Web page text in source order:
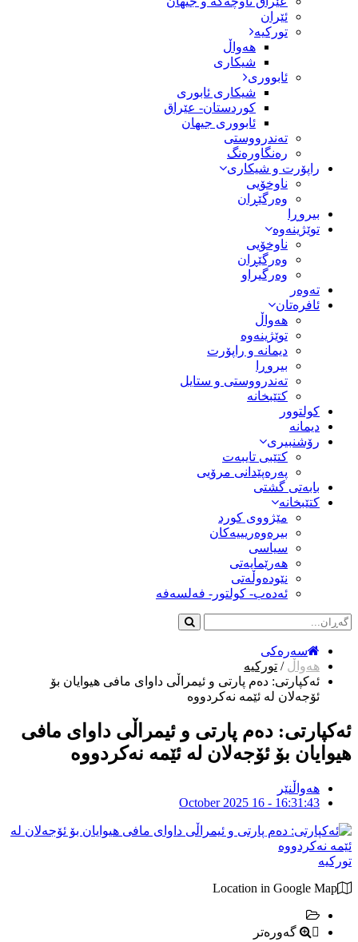
ئێران
تورکیە
هەواڵ
شیکاری
ئابووری
شیکاری ئابوری
کوردستان- عێراق
ئابووری جیهان
تەندرووستی
رەنگاورەنگ
راپۆرت و شیکاری
ناوخۆیی
وەرگێڕان
بیروڕا
توێژینەوە
ناوخۆیی
وەرگێڕان
وەرگیراو
تەوەر
ئافرەتان
هەواڵ
توێژینەوە
دیمانە و راپۆرت
بیروڕا
تەندرووستی و ستایل
کتێبخانە
کولتوور
دیمانە
رۆشنبیری
کتێبی تایبەت
پەرەپێدانی مرۆیی
بابەتی گشتی
کتێبخانە
مێژووى کورد
بیرەوەریییەکان
سیاسى
هەرێمایەتی
نێودەوڵەتی
ئەدەب- کولتور- فەلسەفە
سەرەکی
هەواڵ / تورکیە
ئەکپارتی: دەم پارتی و ئیمراڵی داوای مافی هیوایان بۆ
ئۆجەلان لە ئێمە نەکردووە
ئەکپارتی: دەم پارتی و ئیمراڵی داوای مافی
هیوایان بۆ ئۆجەلان لە ئێمە نەکردووە
هەواڵنێر
October 2025 16 - 16:31:43
تورکیە
Location in Google Map
گەورەتر